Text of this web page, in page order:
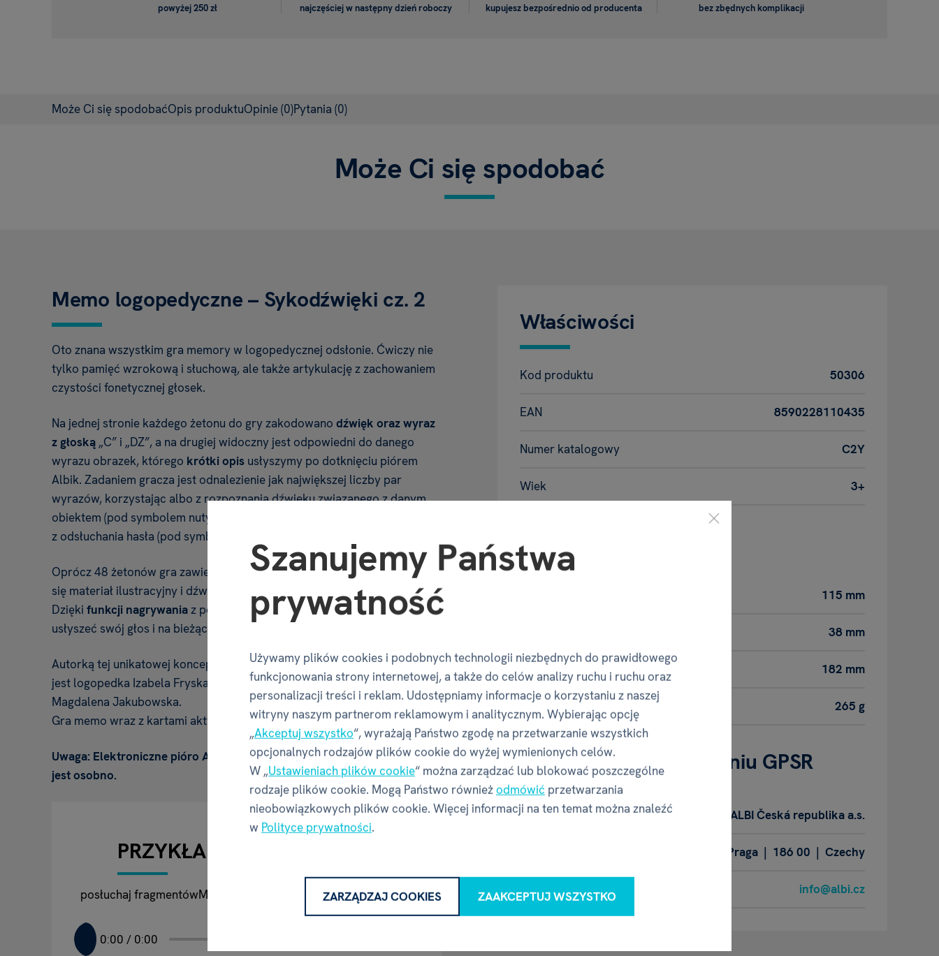
powyżej 250 zł najczęściej w następny dzień roboczy kupujesz bezpośrednio od producenta bez zbędnych komplikacji
Może Ci się spodobaćOpis produktuOpinie(0)Pytania (0)
Może Ci się spodobać
Memo logopedyczne – Sykodźwięki cz. 2
Oto znana wszystkim gra memory w logopedycznej odsłonie. Ćwiczy nie
tylko pamięć wzrokową i słuchową, ale także artykulację z zachowaniem
czystości fonetycznej głosek.
Na jednej stronie każdego żetonu do gry zakodowano dźwięk oraz wyraz
z głoską „C” i „DZ”, a na drugiej widoczny jest odpowiedni do danego
wyrazu obrazek, którego krótki opis usłyszymy po dotknięciu piórem
Albik. Zadaniem gracza jest odnalezienie jak największej liczby par
wyrazów, korzystając albo z rozpoznania dźwięku związanego z danym
obiektem (pod symbolem nuty) – w trudniejszym wariancie, albo
z odsłuchania hasła (pod symbolem żarówki) – w łatwiejszym.
Oprócz 48 żetonów gra zawiera 2 karty aktywności, na których znajduje
się materiał ilustracyjny i dźwiękowy do
utrwalania głosek„C” i „DZ”.
Dzięki funkcji nagrywaniaz porównaniem z wymową lektorki gracz może
usłyszeć swój głos i na bieżąco korygować wymowę.
Autorką tej unikatowej koncepcji i tekstów do żetonów i kart aktywności
jest logopedka Izabela Fryska, a wyjątkowe ilustracje stworzyła
Magdalena Jakubowska.
Gra memo wraz z kartami aktywności zawiera około260 nagrań
Uwaga: Elektroniczne pióro Albik nie jest zawarte w grze. Sprzedawane
jest osobno.
PRZYKŁADOWE NAGRANIA
posłuchaj fragmentówMemo logopedyczne – Sykodźwięki cz. 2
Właściwości
Kod produktu 50306
EAN 8590228110435
Numer katalogowy C2Y
Wiek 3+
Wymiary produktu
115 mm
38 mm
Wysokość 182 mm
Waga 265 g
Producent - w rozumieniu GPSR
Nazwa ALBI Česká republika a.s.
Thámova 289/13, Karlín | Praga | 186 00 | Czechy
Kontakt info@albi.cz
Szanujemy Państwa
prywatność
Używamy plików cookies i podobnych technologii niezbędnych do prawidłowego
funkcjonowania strony internetowej, a także do celów analizy ruchu i ruchu oraz
personalizacji treści i reklam. Udostępniamy informacje o korzystaniu z naszej
witryny naszym partnerom reklamowym i analitycznym. Wybierając opcję
„Akceptuj wszystko“, wyrażają Państwo zgodę na przetwarzanie wszystkich
opcjonalnych rodzajów plików cookie do wyżej wymienionych celów.
W „Ustawieniach plików cookie“ można zarządzać lub blokować poszczególne
rodzaje plików cookie. Mogą Państwo równieżodmówić przetwarzania
nieobowiązkowych plików cookie. Więcej informacji na ten temat można znaleźć
w Polityce prywatności.
ZARZĄDZAJ COOKIES ZAAKCEPTUJ WSZYSTKO